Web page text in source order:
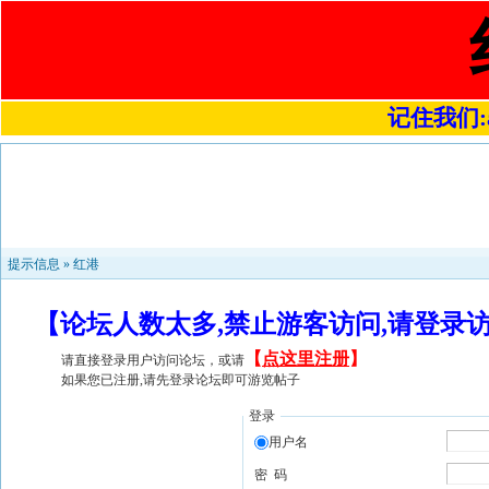
记住我们
提示信息 » 红港
【论坛人数太多,禁止游客访问,请登
请直接登录用户访问论坛，或请 【 点这里注册】
如果您已注册,请先登录论坛即可游览帖子
登录
用户名
密 码